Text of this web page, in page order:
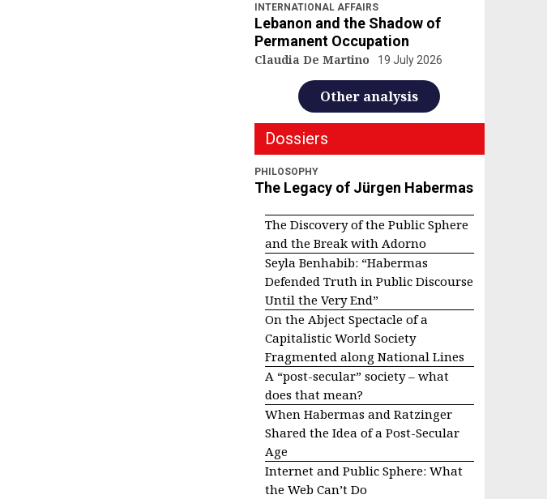
INTERNATIONAL AFFAIRS
Lebanon and the Shadow of
Permanent Occupation
Claudia De Martino 19 July 2026
Other analysis
Dossiers
PHILOSOPHY
The Legacy of Jürgen Habermas
The Discovery of the Public Sphere
and the Break with Adorno
Seyla Benhabib: “Habermas
Defended Truth in Public Discourse
Until the Very End”
On the Abject Spectacle of a
Capitalistic World Society
Fragmented along National Lines
A “post-secular” society – what
does that mean?
When Habermas and Ratzinger
Shared the Idea of a Post-Secular
Age
Internet and Public Sphere: What
the Web Can’t Do